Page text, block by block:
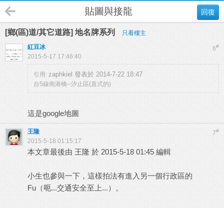
回復
貼圖與接龍
[鄉(區)道/其它道路] 地名牌系列 只看樓主
6#
紅豆冰
2015-5-17 17:46:40
引用: zaphkiel 發表於 2014-7-22 18:47
台5線南港橋--汐止區(直式的)
這是google地圖
7#
王隆
2015-5-18 01:15:17
本文章最後由 王隆 於 2015-5-18 01:45 編輯
小生也參與一下，這樣拍法有進入另一個行政區的
Fu（呃...交通安全至上...）。